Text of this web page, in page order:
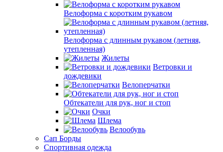
Велоформа с коротким рукавом
Велоформа с длинным рукавом (летняя,
утепленная)
Жилеты
Ветровки и
дождевики
Велоперчатки
Обтекатели для рук, ног и стоп
Очки
Шлема
Велообувь
Сап Борды
Спортивная одежда